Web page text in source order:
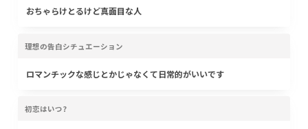
おちゃらけとるけど真面目な人
理想の告白シチュエーション
ロマンチックな感じとかじゃなくて日常的がいいです
初恋はいつ?